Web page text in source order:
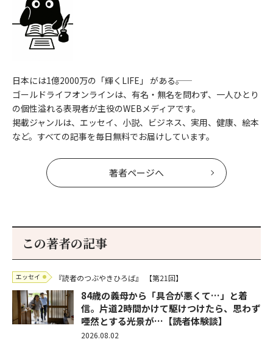
日本には1億2000万の「輝くLIFE」 がある――。
ゴールドライフオンラインは、有名・無名を問わず、一人ひとり
の個性溢れる表現者が主役のWEBメディアです。
掲載ジャンルは、エッセイ、小説、ビジネス、実用、健康、絵本
など。すべての記事を毎日無料でお届けしています。
著者ページへ
この著者の記事
エッセイ 『読者のつぶやきひろば』 【第21回】
84歳の義母から「具合が悪くて…」と着
信。片道2時間かけて駆けつけたら、思わず
唖然とする光景が…【読者体験談】
2026.08.02